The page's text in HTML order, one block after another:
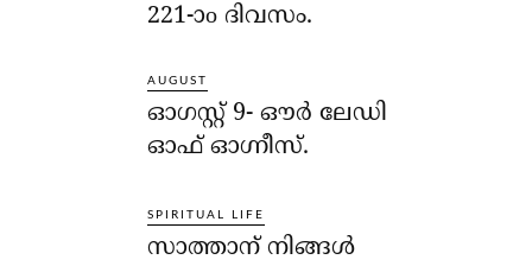
221-ാo ദിവസം.
AUGUST
ഓഗസ്റ്റ് 9- ഔര്‍ ലേഡി
ഓഫ് ഓഗ്നീസ്.
SPIRITUAL LIFE
സാത്താന് നിങ്ങള്‍